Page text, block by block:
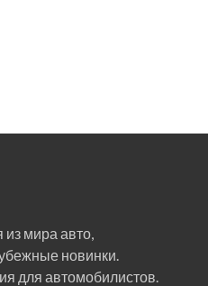
мира авто,
новинки.
для автомобилистов.